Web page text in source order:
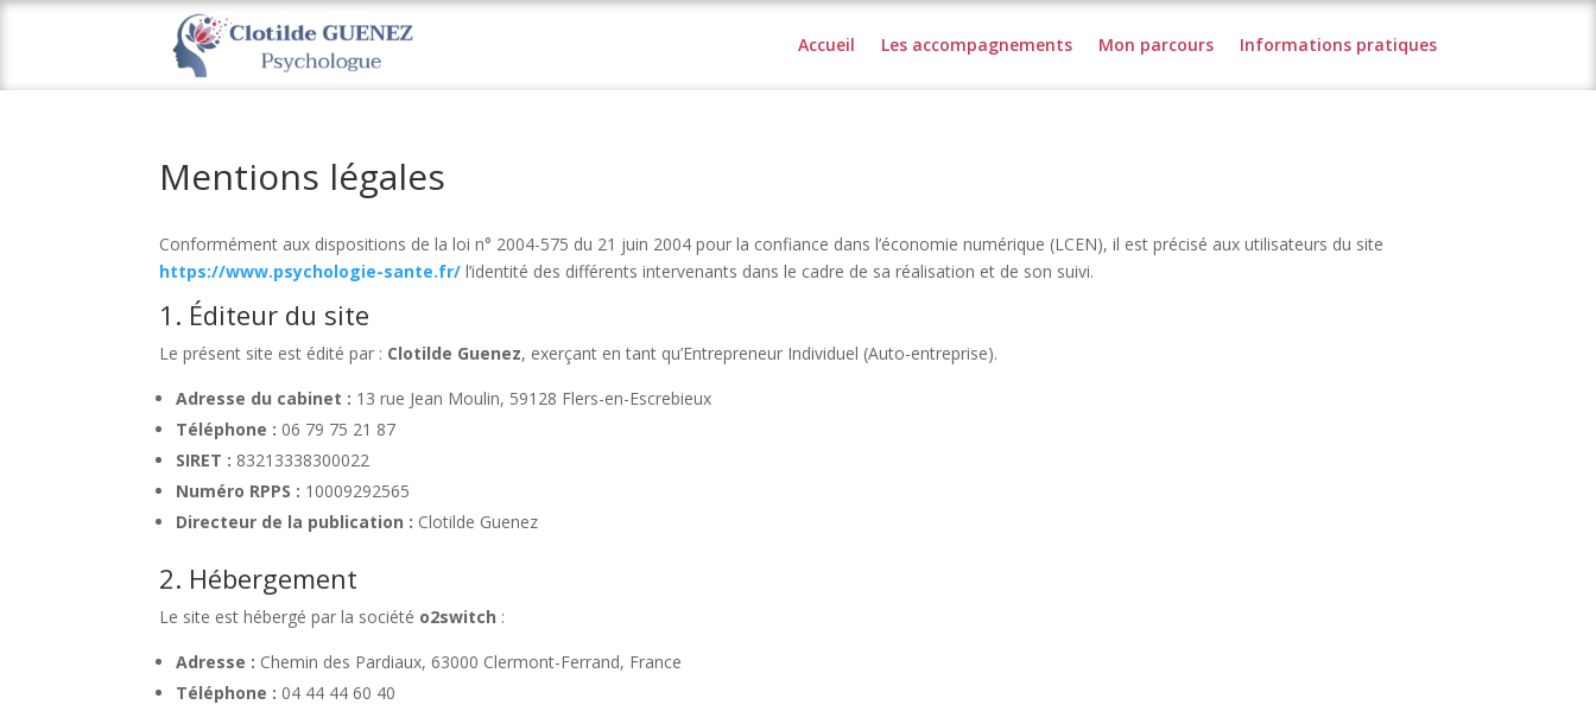
Accueil Les accompagnements Mon parcours Informations pratiques
Mentions légales
Conformément aux dispositions de la loi n° 2004-575 du 21 juin 2004 pour la confiance dans l’économie numérique (LCEN), il est précisé aux utilisateurs du site
https://www.psychologie-sante.fr/ l’identité des différents intervenants dans le cadre de sa réalisation et de son suivi.
1. Éditeur du site
Le présent site est édité par : Clotilde Guenez, exerçant en tant qu’Entrepreneur Individuel (Auto-entreprise).
Adresse du cabinet : 13 rue Jean Moulin, 59128 Flers-en-Escrebieux
Téléphone : 06 79 75 21 87
SIRET : 83213338300022
Numéro RPPS : 10009292565
Directeur de la publication : Clotilde Guenez
2. Hébergement
Le site est hébergé par la société o2switch :
Adresse : Chemin des Pardiaux, 63000 Clermont-Ferrand, France
Téléphone : 04 44 44 60 40